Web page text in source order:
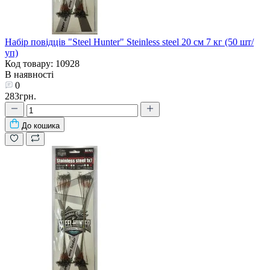
Набір повідців "Steel Hunter" Steinless steel 20 см 7 кг (50 шт/
уп)
Код товару: 10928
В наявності
0
283грн.
До кошика